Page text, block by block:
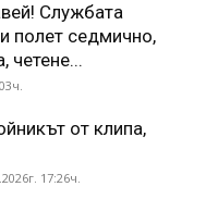
Службата
полет седмично,
четене...
от клипа,
17:26ч.